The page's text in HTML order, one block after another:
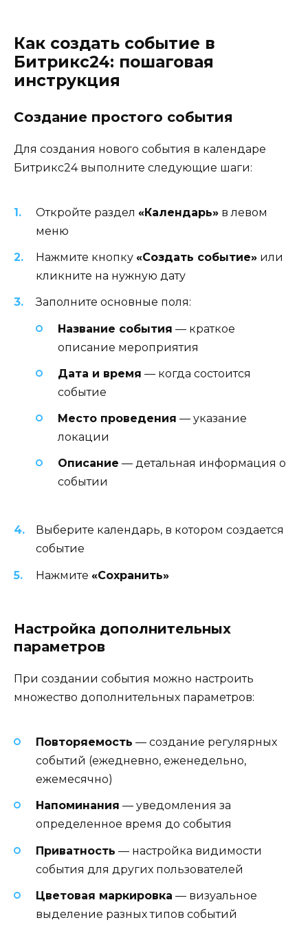
Как создать событие в
Битрикс24: пошаговая
инструкция
Создание простого события
Для создания нового события в календаре
Битрикс24 выполните следующие шаги:
Откройте раздел «Календарь» в левом
меню
Нажмите кнопку «Создать событие» или
кликните на нужную дату
Заполните основные поля:
Название события — краткое
описание мероприятия
Дата и время — когда состоится
событие
Место проведения — указание
локации
Описание — детальная информация о
событии
Выберите календарь, в котором создается
событие
Нажмите «Сохранить»
Настройка дополнительных
параметров
При создании события можно настроить
множество дополнительных параметров:
Повторяемость — создание регулярных
событий (ежедневно, еженедельно,
ежемесячно)
Напоминания — уведомления за
определенное время до события
Приватность — настройка видимости
события для других пользователей
Цветовая маркировка — визуальное
выделение разных типов событий